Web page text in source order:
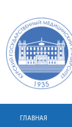
ГЛАВНАЯ